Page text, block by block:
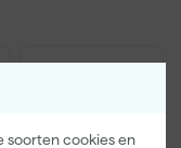
soorten cookies en